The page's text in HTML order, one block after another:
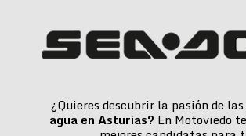
¿Quieres descubrir la pasión de las
agua en Asturias? En Motoviedo